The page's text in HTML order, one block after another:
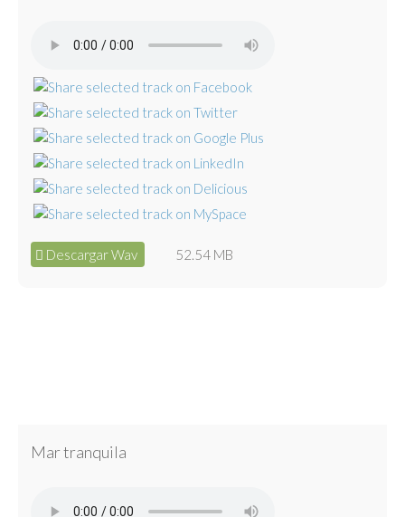
Descargar Wav 52.54 MB
Mar tranquila